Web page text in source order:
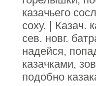
казачьего
соху. | Казач.
сев. новг.
надейся,
казачками,
подобно